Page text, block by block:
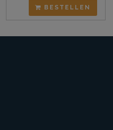
BESTELLEN